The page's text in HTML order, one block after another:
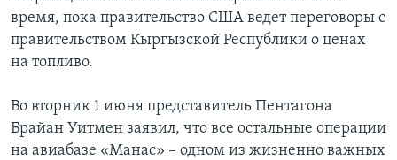
НЬЮ-ЙОРК NEW YORK
АМЕРИКА. БОЛЬШОЕ ПУТЕШЕСТВИЕ
ТЕСТЫ
ВИДЕО
ПОДПИСКА НА НОВОСТИ
Learning English
СОЦИАЛЬНЫЕ СЕТИ
время, пока правительство США ведет переговоры с
правительством Кыргызской Республики о ценах
на топливо.
Во вторник 1 июня представитель Пентагона
Брайан Уитмен заявил, что все остальные операции
на авиабазе «Манас» – одном из жизненно важных